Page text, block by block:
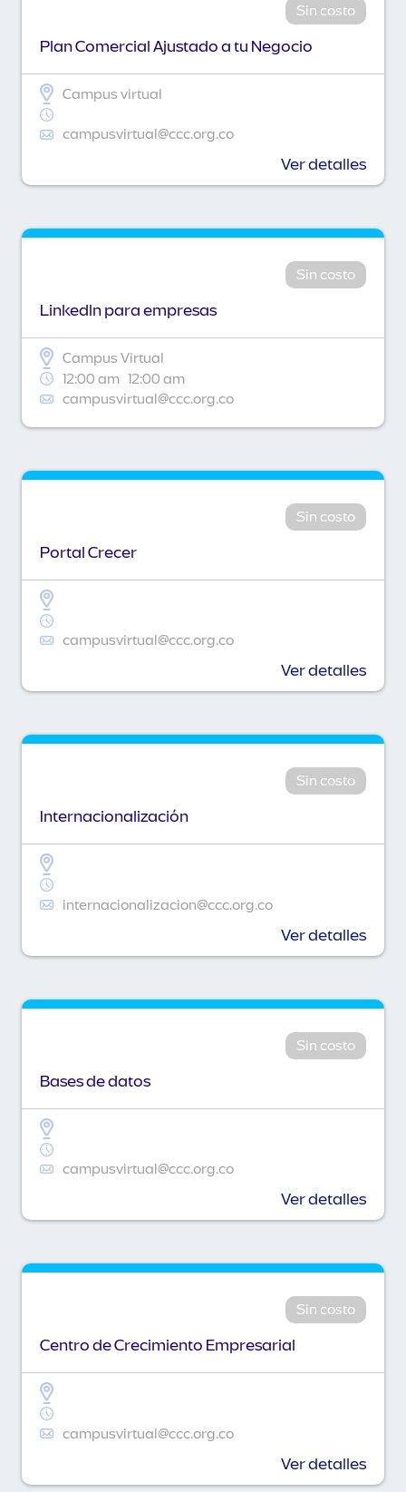
Sin costo
Plan Comercial Ajustado a tu Negocio
Campus virtual
campusvirtual@ccc.org.co
Ver detalles
Sin costo
Linkedln para empresas
Campus Virtual
12:00 am 12:00 am
campusvirtual@ccc.org.co
Sin costo
Portal Crecer
campusvirtual@ccc.org.co
Ver detalles
Sin costo
Internacionalización
internacionalizacion@ccc.org.co
Ver detalles
Sin costo
Bases de datos
campusvirtual@ccc.org.co
Ver detalles
Sin costo
Centro de Crecimiento Empresarial
campusvirtual@ccc.org.co
Ver detalles